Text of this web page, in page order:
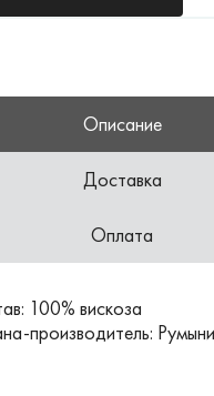
Описание
Доставка
Оплата
100% вискоза
производитель: